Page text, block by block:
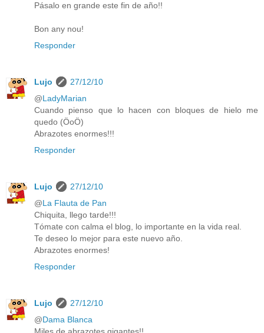
Pásalo en grande este fin de año!!
Bon any nou!
Responder
Lujo
27/12/10
@LadyMarian
Cuando pienso que lo hacen con bloques de hielo me
quedo (ÖoÖ)
Abrazotes enormes!!!
Responder
Lujo
27/12/10
@La Flauta de Pan
Chiquita, llego tarde!!!
Tómate con calma el blog, lo importante en la vida real.
Te deseo lo mejor para este nuevo año.
Abrazotes enormes!
Responder
Lujo
27/12/10
@Dama Blanca